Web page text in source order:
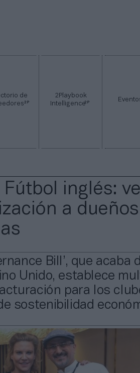
de
2P
2Playbook
Intelligence2P
inglés:
a
Bill’, que acaba
Unido, establece
para los
sostenibilidad